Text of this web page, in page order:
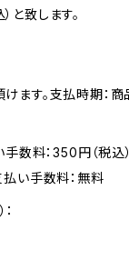
と致します。
ます。支払時期：
数料：350円（税込）
払い手数料：無料